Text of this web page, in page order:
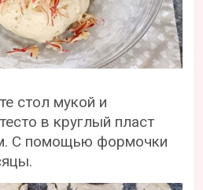
стол мукой и
в круглый пласт
С помощью формочки